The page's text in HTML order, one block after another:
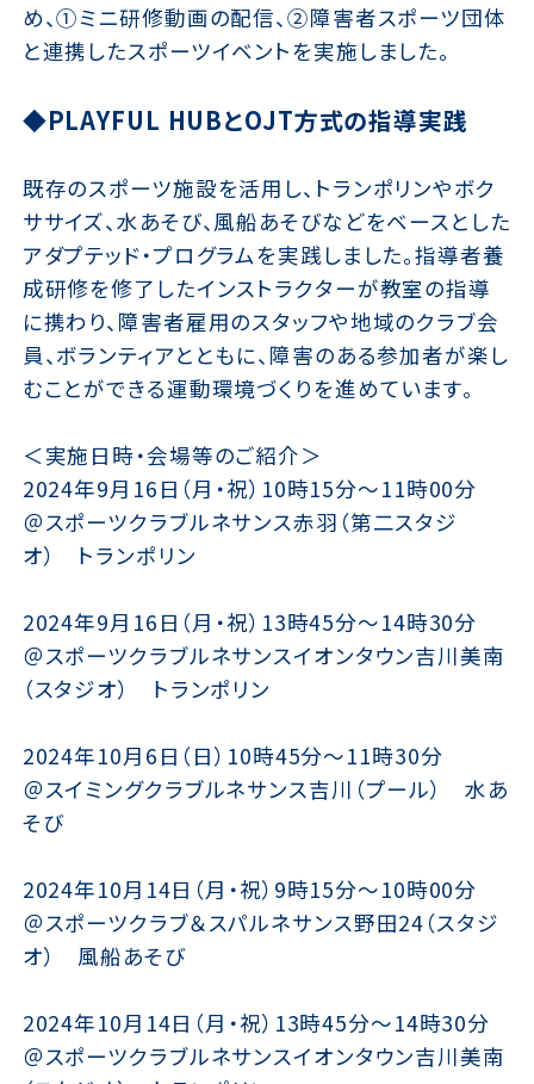
め、①ミニ研修動画の配信、②障害者スポーツ団体
と連携したスポーツイベントを実施しました。
◆PLAYFUL HUBとOJT方式の指導実践
既存のスポーツ施設を活用し、トランポリンやボク
ササイズ、水あそび、風船あそびなどをベースとした
アダプテッド・プログラムを実践しました。指導者養
成研修を修了したインストラクターが教室の指導
に携わり、障害者雇用のスタッフや地域のクラブ会
員、ボランティアとともに、障害のある参加者が楽し
むことができる運動環境づくりを進めています。
＜実施日時・会場等のご紹介＞
2024年9月16日（月・祝）10時15分〜11時00分
＠スポーツクラブルネサンス赤羽（第二スタジ
オ） トランポリン
2024年9月16日（月・祝）13時45分〜14時30分
＠スポーツクラブルネサンスイオンタウン吉川美南
（スタジオ） トランポリン
2024年10月6日（日）10時45分〜11時30分
＠スイミングクラブルネサンス吉川（プール） 水あ
そび
2024年10月14日（月・祝）9時15分〜10時00分
＠スポーツクラブ＆スパルネサンス野田24（スタジ
オ） 風船あそび
2024年10月14日（月・祝）13時45分〜14時30分
＠スポーツクラブルネサンスイオンタウン吉川美南